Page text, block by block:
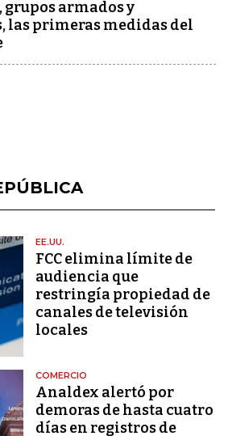
grupos armados y
las primeras medidas del
EE.UU.
FCC elimina límite de
audiencia que
restringía propiedad de
canales de televisión
locales
COMERCIO
Analdex alertó por
demoras de hasta cuatro
días en registros de